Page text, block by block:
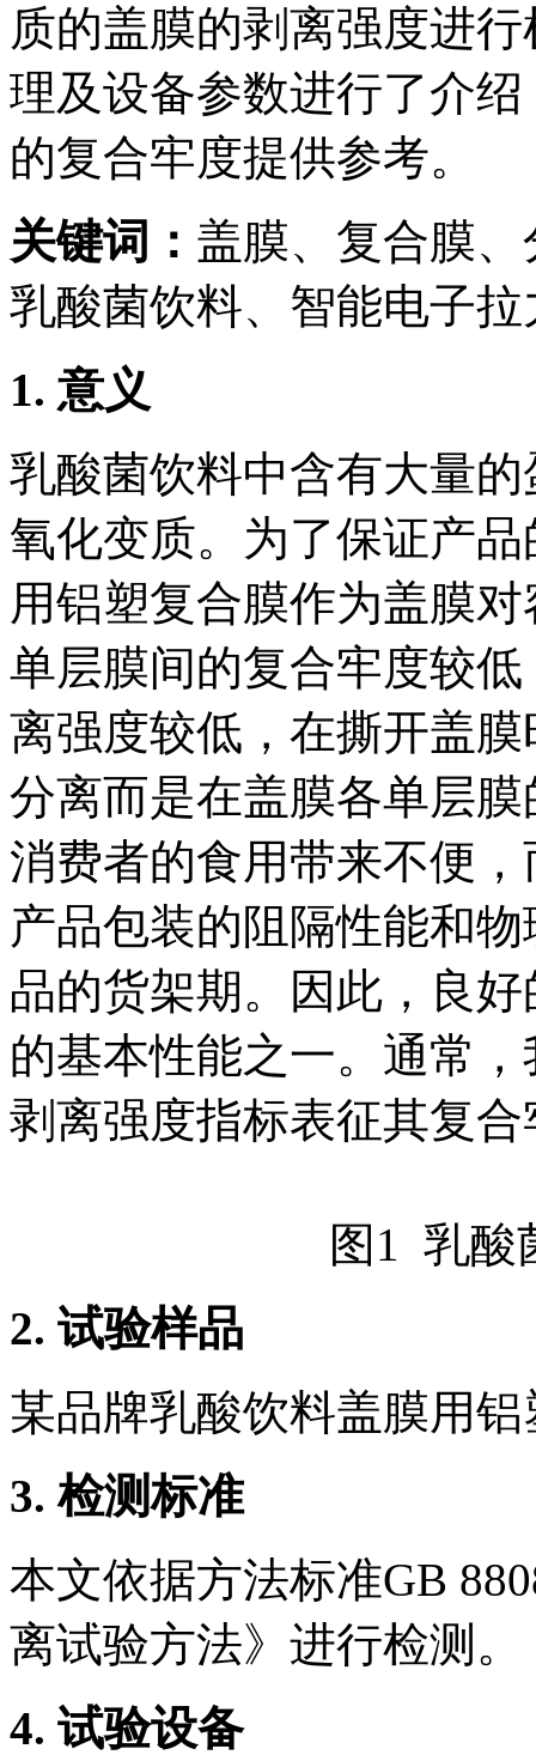
质的盖膜的剥离强度进
理及设备参数进行了介
的复合牢度提供参考。
关键词： 盖膜、复合膜
乳酸菌饮料、智能电子
1. 意义
乳酸菌饮料中含有大量
氧化变质。为了保证产
用铝塑复合膜作为盖膜
单层膜间的复合牢度较
离强度较低，在撕开盖
分离而是在盖膜各单层
消费者的食用带来不便
产品包装的阻隔性能和
品的货架期。因此，良
的基本性能之一。通常
剥离强度指标表征其复
图1 乳酸
2. 试验样品
某品牌乳酸饮料盖膜用
3.检测标准
本文依据方法标准GB
离试验方法》进行检测。
4. 试验设备